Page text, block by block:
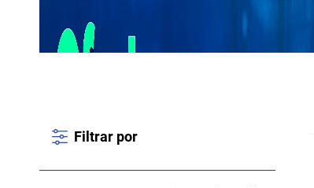
Filtrar por